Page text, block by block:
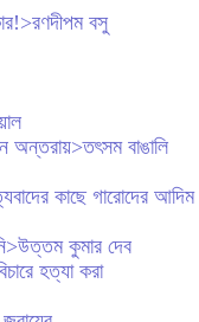
বসু
অন্তরায়>তৎসম বাঙালি
কাছে গারোদের আদিম
কুমার দেব
হত্যা করা